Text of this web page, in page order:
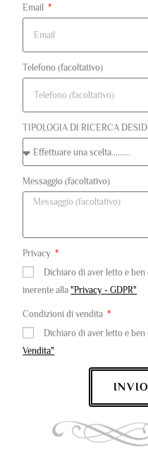
Email
Telefono (facoltativo)
TIPOLOGIA DI RICERCA
Messaggio (facoltativo)
Privacy
Dichiaro di aver letto e
inerente alla"Privacy - GDPR"
Condizioni di vendita
Dichiaro di aver letto e
Vendita"